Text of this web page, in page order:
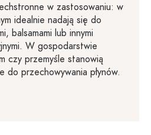
w zastosowaniu: w
idealnie nadają się do
balsamami lub innymi
W gospodarstwie
czy przemyśle stanowią
do przechowywania płynów.